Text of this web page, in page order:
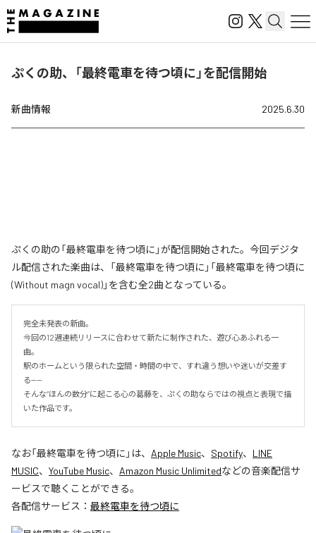
ぷくの助、「最終電車を待つ頃に」を配信開始
新曲情報 2025.6.30
ぷくの助の「最終電車を待つ頃に」が配信開始された。今回デジタ
ル配信された楽曲は、「最終電車を待つ頃に」「最終電車を待つ頃に
(Without magn vocal)」を含む全2曲となっている。
完全未発表の新曲。
今回の12週連続リリースに合わせて新たに制作された、遊び心あふれる一
曲。
駅のホームという限られた空間・時間の中で、すれ違う想いや迷いが交差す
る——
そんな“ほんの数分”に起こる心の葛藤を、ぷくの助ならではの視点と表現で描
いた作品です。
なお「最終電車を待つ頃に 」は、 Apple Music、 Spotify、 LINE
MUSIC、 YouTube Music、 Amazon Music Unlimitedなどの音楽配信サ
ービスで聴くことができる。
各配信サービス： 最終電車を待つ頃に